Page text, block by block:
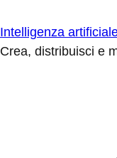
Intelligenza
Crea, distribuisci e